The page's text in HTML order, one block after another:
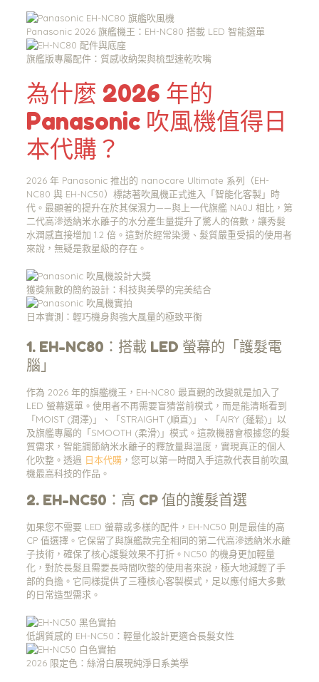
Panasonic 2026 旗艦機王：EH-NC80 搭載 LED 智能選單
旗艦版專屬配件：質感收納架與梳型速乾吹嘴
為什麼 2026 年的
Panasonic 吹風機值得日
本代購？
2026 年 Panasonic 推出的 nanocare Ultimate 系列（EH-
NC80 與 EH-NC50）標誌著吹風機正式進入「智能化客製」時
代。最顯著的提升在於其保濕力——與上一代旗艦 NA0J 相比，第
二代高滲透納米水離子的水分產生量提升了驚人的倍數，讓秀髮
水潤感直接增加 1.2 倍。這對於經常染燙、髮質嚴重受損的使用者
來說，無疑是救星級的存在。
獲獎無數的簡約設計：科技與美學的完美結合
日本實測：輕巧機身與強大風量的極致平衡
1. EH-NC80：搭載 LED 螢幕的「護髮電
腦」
作為 2026 年的旗艦機王，EH-NC80 最直觀的改變就是加入了
LED 螢幕選單。使用者不再需要盲猜當前模式，而是能清晰看到
「MOIST (潤澤)」、「STRAIGHT (順直)」、「AIRY (蓬鬆)」以
及旗艦專屬的「SMOOTH (柔滑)」模式。這款機器會根據您的髮
質需求，智能調節納米水離子的釋放量與溫度，實現真正的個人
化吹整。透過 日本代購，您可以第一時間入手這款代表目前吹風
機最高科技的作品。
2. EH-NC50：高 CP 值的護髮首選
如果您不需要 LED 螢幕或多樣的配件，EH-NC50 則是最佳的高
CP 值選擇。它保留了與旗艦款完全相同的第二代高滲透納米水離
子技術，確保了核心護髮效果不打折。NC50 的機身更加輕量
化，對於長髮且需要長時間吹整的使用者來說，極大地減輕了手
部的負擔。它同樣提供了三種核心客製模式，足以應付絕大多數
的日常造型需求。
低調質感的 EH-NC50：輕量化設計更適合長髮女性
2026 限定色：絲滑白展現純淨日系美學